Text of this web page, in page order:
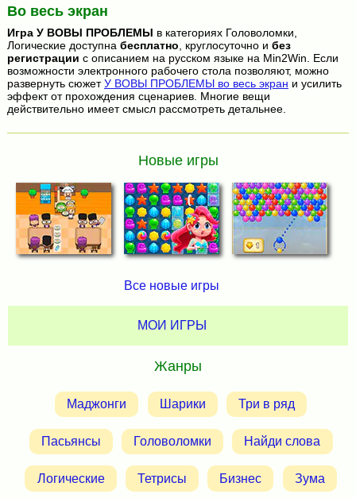
Во весь экран
Игра У ВОВЫ ПРОБЛЕМЫ в категориях Головоломки,
Логические доступна бесплатно, круглосуточно и без
регистрации с описанием на русском языке на Min2Win. Если
возможности электронного рабочего стола позволяют, можно
развернуть сюжетУ ВОВЫ ПРОБЛЕМЫ во весь экран и усилить
эффект от прохождения сценариев. Многие вещи
действительно имеет смысл рассмотреть детальнее.
Новые игры
Все новые игры
МОИ ИГРЫ
Жанры
Маджонги Шарики Три в ряд
Пасьянсы Головоломки Найди слова
Логические Тетрисы Бизнес Зума